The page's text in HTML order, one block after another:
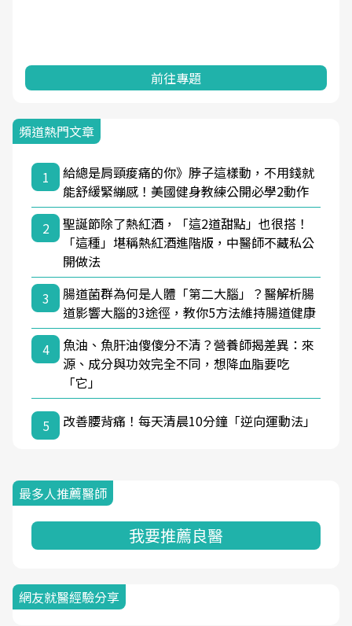
前往專題
頻道熱門文章
1
給總是肩頸痠痛的你》脖子這樣動，不用錢就
能舒緩緊繃感！美國健身教練公開必學2動作
2
聖誕節除了熱紅酒，「這2道甜點」也很搭！
「這種」堪稱熱紅酒進階版，中醫師不藏私公
開做法
3
腸道菌群為何是人體「第二大腦」？醫解析腸
道影響大腦的3途徑，教你5方法維持腸道健康
4
魚油、魚肝油傻傻分不清？營養師揭差異：來
源、成分與功效完全不同，想降血脂要吃
「它」
5 改善腰背痛！每天清晨10分鐘「逆向運動法」
最多人推薦醫師
我要推薦良醫
網友就醫經驗分享